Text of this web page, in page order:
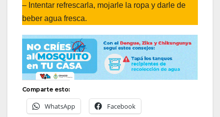
– Intentar refrescarla, mojarle la ropa y darle de
beber agua fresca.
Comparte esto:
WhatsApp Facebook